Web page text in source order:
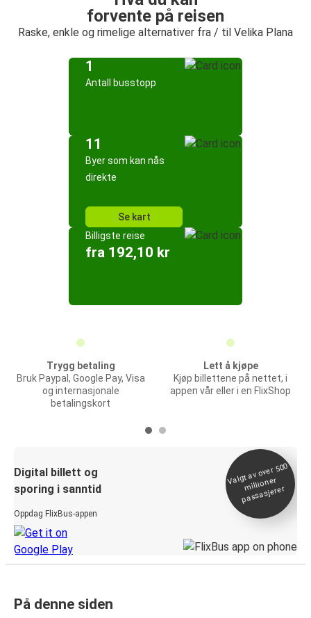
forvente på reisen
Raske, enkle og rimelige alternativer fra / til Velika Plana
1
Antall busstopp
11
Byer som kan nås
direkte
Se kart
Billigste reise
fra 192,10 kr
Trygg betaling
Bruk Paypal, Google Pay, Visa
og internasjonale
betalingskort
Lett å kjøpe
Kjøp billettene på nettet, i
appen vår eller i en FlixShop
Digital billett og
sporing i sanntid
Oppdag FlixBus-appen
Valgt av over 500
millioner
passasjerer
På denne siden